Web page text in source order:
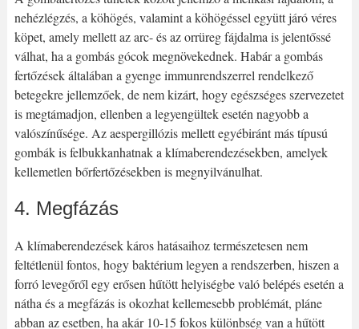
nehézlégzés, a köhögés, valamint a köhögéssel együtt járó véres
köpet, amely mellett az arc- és az orrüreg fájdalma is jelentőssé
válhat, ha a gombás gócok megnövekednek. Habár a gombás
fertőzések általában a gyenge immunrendszerrel rendelkező
betegekre jellemzőek, de nem kizárt, hogy egészséges szervezetet
is megtámadjon, ellenben a legyengültek esetén nagyobb a
valószínűsége. Az aespergillózis mellett egyébiránt más típusú
gombák is felbukkanhatnak a klímaberendezésekben, amelyek
kellemetlen bőrfertőzésekben is megnyilvánulhat.
4. Megfázás
A klímaberendezések káros hatásaihoz természetesen nem
feltétlenül fontos, hogy baktérium legyen a rendszerben, hiszen a
forró levegőről egy erősen hűtött helyiségbe való belépés esetén a
nátha és a megfázás is okozhat kellemesebb problémát, pláne
abban az esetben, ha akár 10-15 fokos különbség van a hűtött